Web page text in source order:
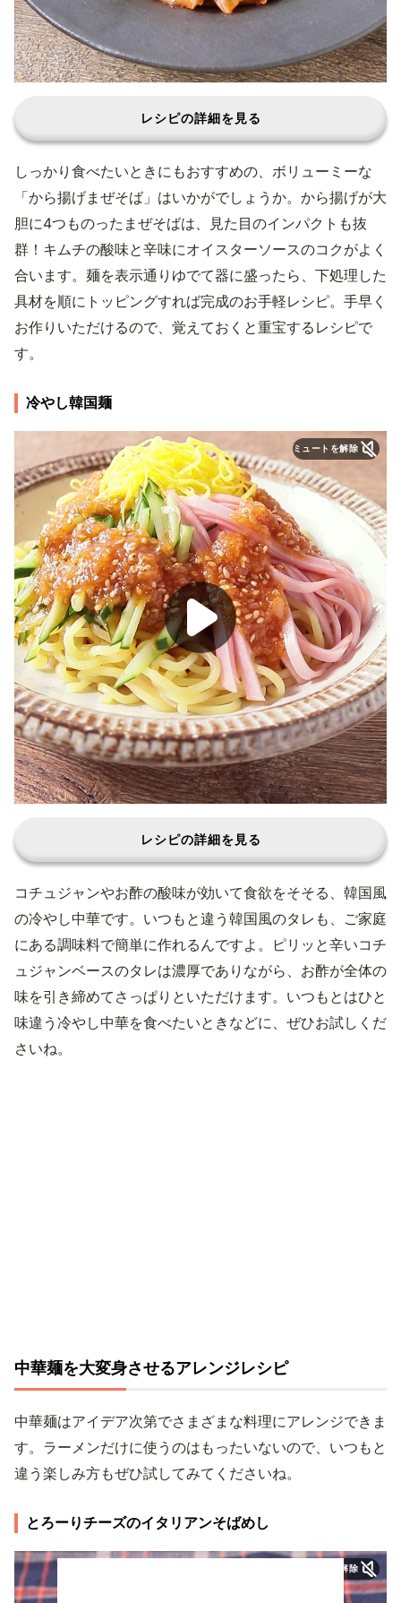
レシピの詳細を見る
しっかり食べたいときにもおすすめの、ボリューミーな
「から揚げまぜそば」はいかがでしょうか。から揚げが大
胆に4つものったまぜそばは、見た目のインパクトも抜
群！キムチの酸味と辛味にオイスターソースのコクがよく
合います。麺を表示通りゆでて器に盛ったら、下処理した
具材を順にトッピングすれば完成のお手軽レシピ。手早く
お作りいただけるので、覚えておくと重宝するレシピで
す。
冷やし韓国麺
ミュートを解除
レシピの詳細を見る
コチュジャンやお酢の酸味が効いて食欲をそそる、韓国風
の冷やし中華です。いつもと違う韓国風のタレも、ご家庭
にある調味料で簡単に作れるんですよ。ピリッと辛いコチ
ュジャンベースのタレは濃厚でありながら、お酢が全体の
味を引き締めてさっぱりといただけます。いつもとはひと
味違う冷やし中華を食べたいときなどに、ぜひお試しくだ
さいね。
中華麺を大変身させるアレンジレシピ
中華麺はアイデア次第でさまざまな料理にアレンジできま
す。ラーメンだけに使うのはもったいないので、いつもと
違う楽しみ方もぜひ試してみてくださいね。
とろーりチーズのイタリアンそばめし
ミュートを解除